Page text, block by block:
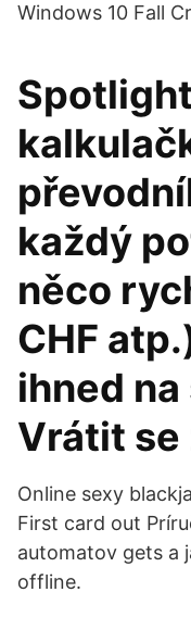
Windows 10 Fall
každý
něco
CHF
ihned
Vrátit se
Online sexy
First card out
automatov gets a
offline.